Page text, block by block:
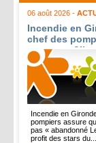
06 août 2026 -
Incendie en
chef des
assure qu?ils
« abandonné
au profit des
Cap-Ferret -
Incendie en
pompiers assure
pas « abandonné
profit des stars du...